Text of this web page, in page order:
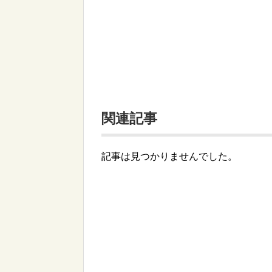
関連記事
記事は見つかりませんでした。